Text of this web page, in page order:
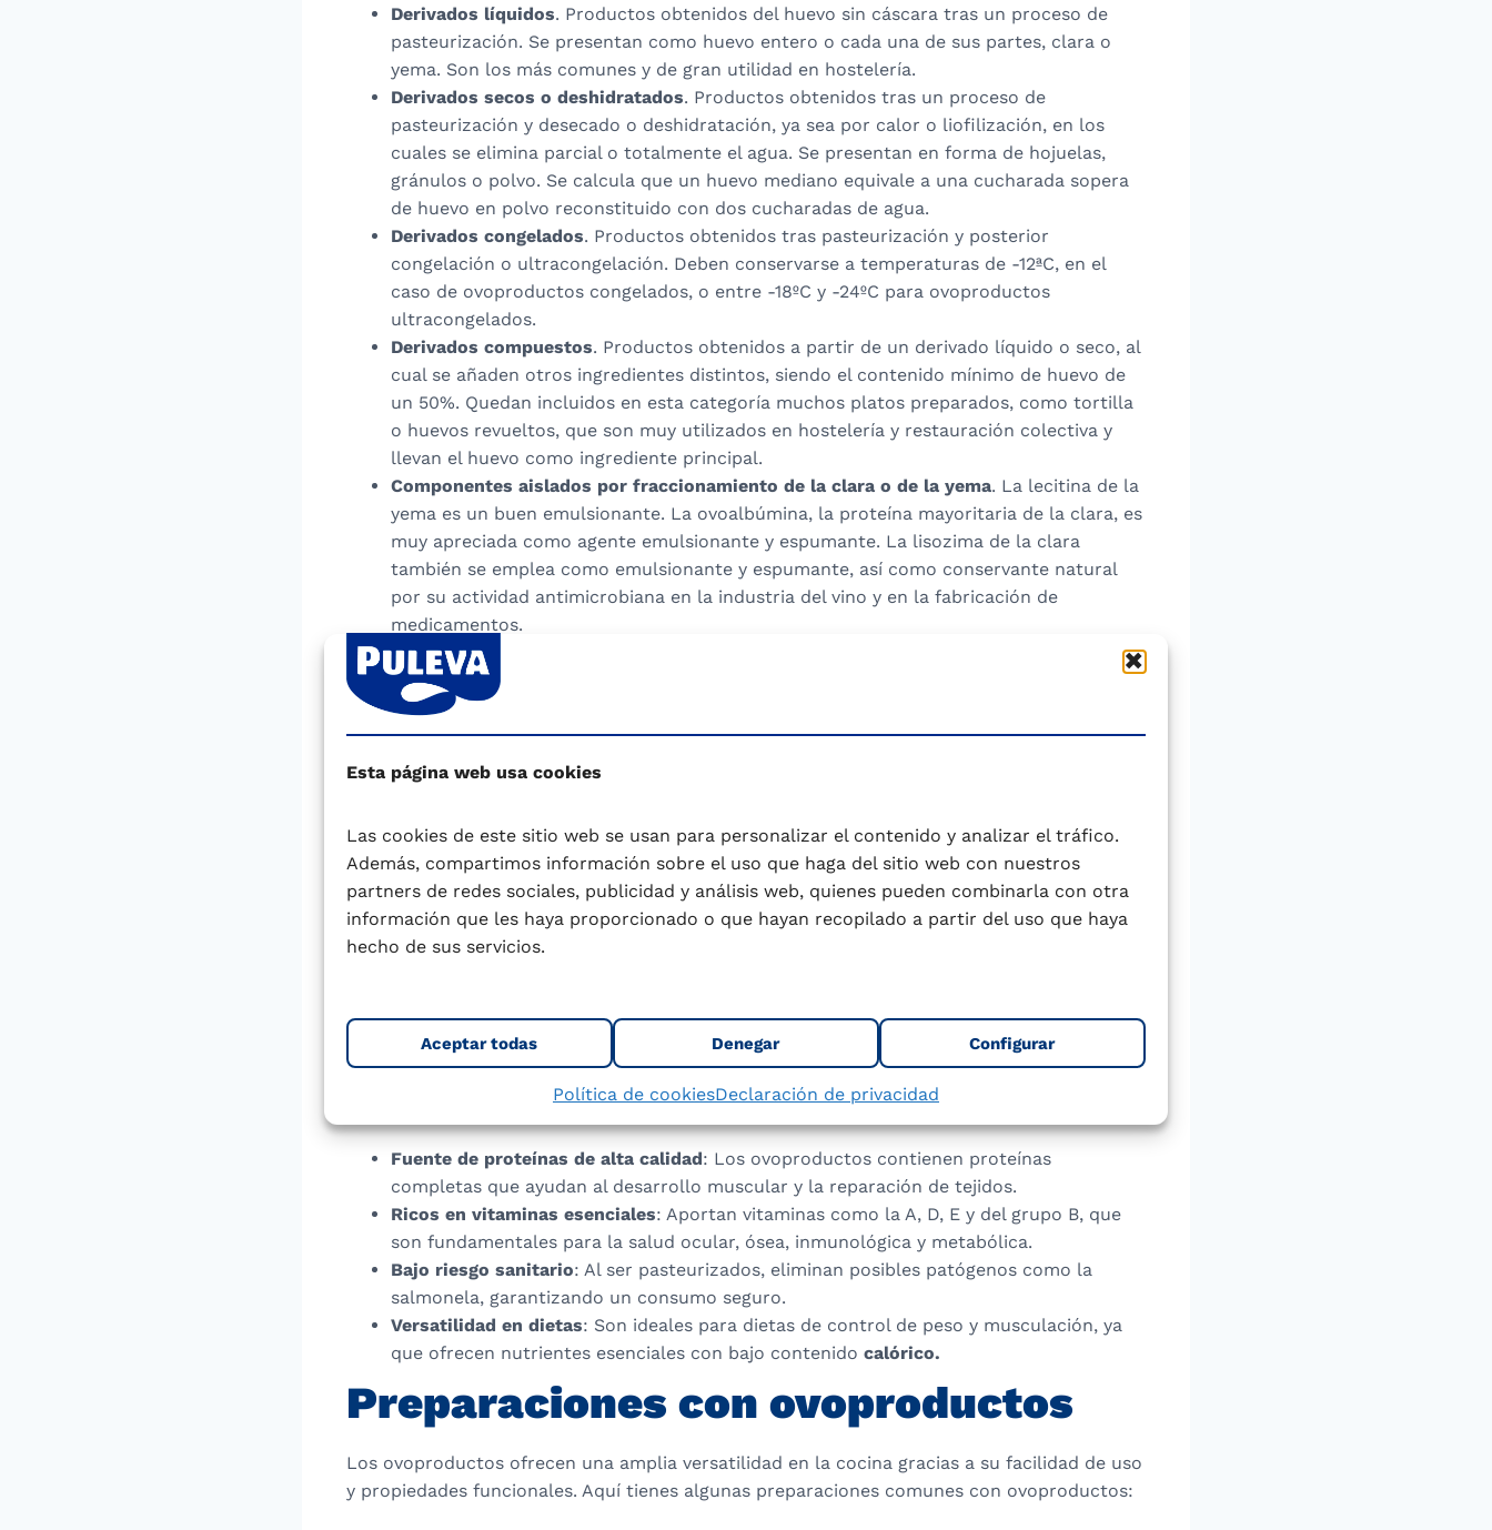
Esta página web usa cookies
Las cookies de este sitio web se usan para personalizar el contenido y analizar el tráfico.
Además, compartimos información sobre el uso que haga del sitio web con nuestros
partners de redes sociales, publicidad y análisis web, quienes pueden combinarla con otra
información que les haya proporcionado o que hayan recopilado a partir del uso que haya
hecho de sus servicios.
Aceptar todas Denegar Configurar
Política de cookiesDeclaración de privacidad
Derivados líquidos. Productos obtenidos del huevo sin cáscara tras un proceso de
pasteurización. Se presentan como huevo entero o cada una de sus partes, clara o
yema. Son los más comunes y de gran utilidad en hostelería.
Derivados secos o deshidratados. Productos obtenidos tras un proceso de
pasteurización y desecado o deshidratación, ya sea por calor o liofilización, en los
cuales se elimina parcial o totalmente el agua. Se presentan en forma de hojuelas,
gránulos o polvo. Se calcula que un huevo mediano equivale a una cucharada sopera
de huevo en polvo reconstituido con dos cucharadas de agua.
Derivados congelados. Productos obtenidos tras pasteurización y posterior
congelación o ultracongelación. Deben conservarse a temperaturas de -12ªC, en el
caso de ovoproductos congelados, o entre -18ºC y -24ºC para ovoproductos
ultracongelados.
Derivados compuestos. Productos obtenidos a partir de un derivado líquido o seco, al
cual se añaden otros ingredientes distintos, siendo el contenido mínimo de huevo de
un 50%. Quedan incluidos en esta categoría muchos platos preparados, como tortilla
o huevos revueltos, que son muy utilizados en hostelería y restauración colectiva y
llevan el huevo como ingrediente principal.
Componentes aislados por fraccionamiento de la clara o de la yema. La lecitina de la
yema es un buen emulsionante. La ovoalbúmina, la proteína mayoritaria de la clara, es
muy apreciada como agente emulsionante y espumante. La lisozima de la clara
también se emplea como emulsionante y espumante, así como conservante natural
por su actividad antimicrobiana en la industria del vino y en la fabricación de
medicamentos.
La elaboración de ovoproductos se realiza a partir de huevos aptos para el consumo
humano. Estos huevos son procesados por industrias registradas y autorizadas, siguiendo
estrictos controles sanitarios. Dentro de los principales procesos que se emplean al
desarrollar los ovoproductos se encuentran:
tratamientos térmicos para eliminar microorganismos patógenos como la Salmonella,
sin afectar la calidad del producto. La pasteurización puede ser a baja temperatura
(64,5ºC por 2,5 minutos) o alta temperatura (70ºC por 90 segundos), lo que prolonga
la vida útil del producto hasta 6 meses si se envasa de forma aséptica.
Congelación : Este método conserva las propiedades de la clara, pero puede afectar la
la ultracongelación llega a -35ºC a -40ºC, permitiendo conservar los productos hasta
10 meses.
Beneficios para la salud
Fuente de proteínas de alta calidad: Los ovoproductos contienen proteínas
completas que ayudan al desarrollo muscular y la reparación de tejidos.
Ricos en vitaminas esenciales: Aportan vitaminas como la A, D, E y del grupo B, que
son fundamentales para la salud ocular, ósea, inmunológica y metabólica.
Bajo riesgo sanitario: Al ser pasteurizados, eliminan posibles patógenos como la
salmonela, garantizando un consumo seguro.
Versatilidad en dietas: Son ideales para dietas de control de peso y musculación, ya
que ofrecen nutrientes esenciales con bajo contenido calórico.
Preparaciones con ovoproductos
Los ovoproductos ofrecen una amplia versatilidad en la cocina gracias a su facilidad de uso
y propiedades funcionales. Aquí tienes algunas preparaciones comunes con ovoproductos: